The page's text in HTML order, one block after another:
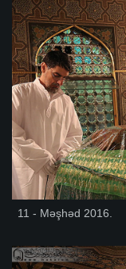
11 - Məşhəd 2016.